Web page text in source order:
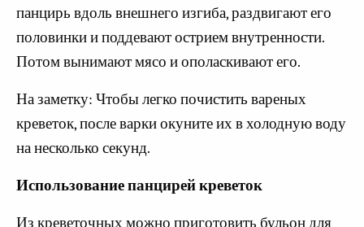
панцирь вдоль внешнего изгиба, раздвигают его
половинки и поддевают острием внутренности.
Потом вынимают мясо и ополаскивают его.
На заметку: Чтобы легко почистить вареных
креветок, после варки окуните их в холодную воду
на несколько секунд.
Использование панцирей креветок
Из креветочных можно приготовить бульон для